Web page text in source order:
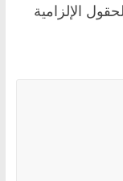
الإلزامية